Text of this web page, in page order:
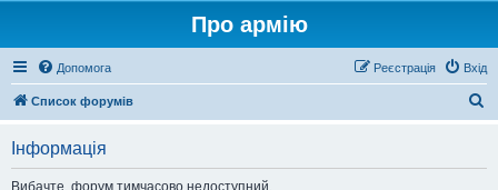
Про армію
Допомога Вхід
Реєстрація
Список форумів
Інформація
Вибачте, форум тимчасово недоступний.